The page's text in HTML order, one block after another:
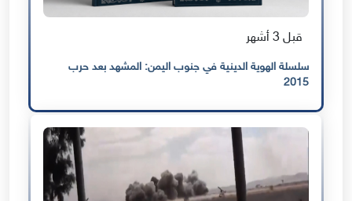
قبل 3 أشهر
سلسلة الهوية الدينية في جنوب اليمن: المشهد بعد حرب
2015